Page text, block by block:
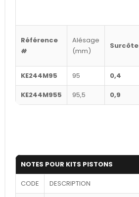
Référence
#
Alésage
(mm)
Surcôte
KE244M95 95 0,4
KE244M955 95,5 0,9
NOTES POUR KITS PISTONS
CODE DESCRIPTION